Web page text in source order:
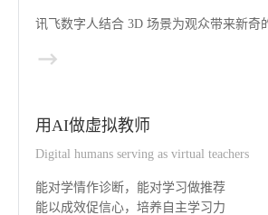
讯飞数字人结合 3D 场景为观众带来新奇
用AI做虚拟教师
Digital humans serving as virtual teachers
能对学情作诊断，能对学习做推荐
能以成效促信心，培养自主学习力